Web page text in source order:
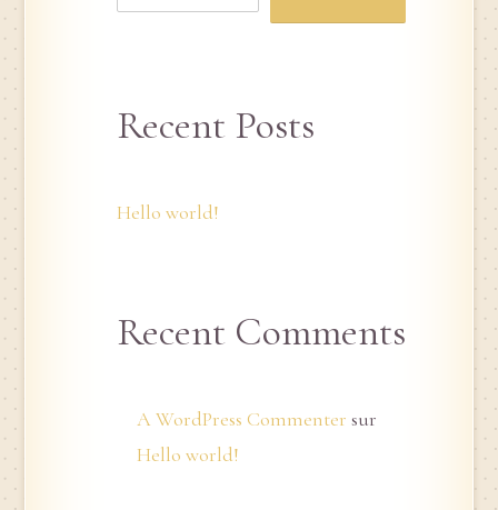
Recent Posts
Hello world!
Recent Comments
A WordPress Commenter sur
Hello world!